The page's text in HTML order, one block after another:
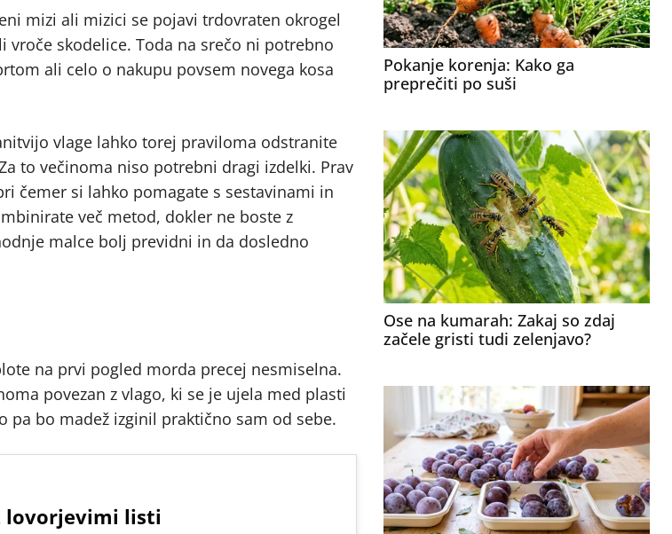
mizi ali mizici se pojavi trdovraten okrogel
vroče skodelice. Toda na srečo ni potrebno
ali celo o nakupu povsem novega kosa
vlage lahko torej praviloma odstranite
to večinoma niso potrebni dragi izdelki. Prav
čemer si lahko pomagate s sestavinami in
več metod, dokler ne boste z
malce bolj previdni in da dosledno
na prvi pogled morda precej nesmiselna.
povezan z vlago, ki se je ujela med plasti
pa bo madež izginil praktično sam od sebe.
lovorjevimi listi
Pokanje korenja: Kako ga
preprečiti po suši
Ose na kumarah: Zakaj so zdaj
začele gristi tudi zelenjavo?